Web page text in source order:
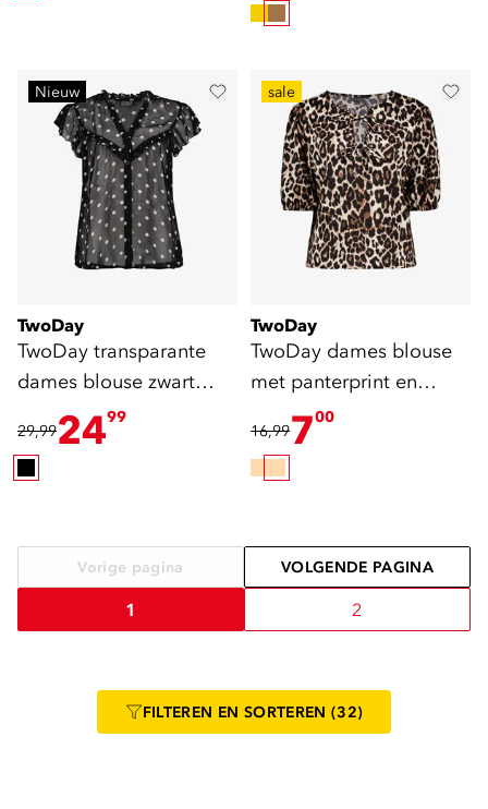
Nieuw
TwoDay
TwoDay transparante
dames blouse zwart
witte stippen
29,992499
sale
TwoDay
TwoDay dames blouse
met panterprint en
strikjes
16,99700
Vorige pagina VOLGENDE PAGINA
1 2
FILTEREN EN SORTEREN (32)